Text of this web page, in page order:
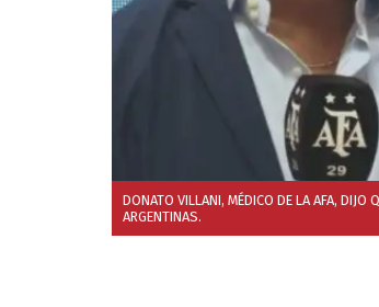
DONATO VILLANI, MÉDICO DE LA AFA, DIJO
ARGENTINAS.